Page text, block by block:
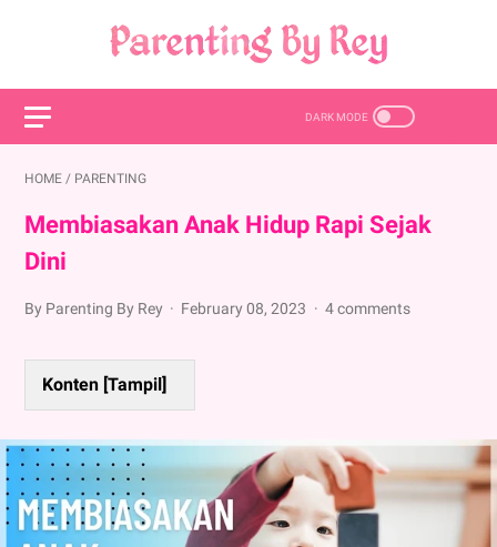
HOME / PARENTING
Membiasakan Anak Hidup Rapi Sejak
Dini
By Parenting By Rey February 08, 2023 4 comments
Konten [Tampil]